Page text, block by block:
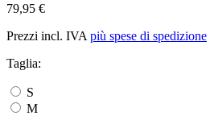
79,95 €
Prezzi incl. IVA più spese di spedizione
Taglia:
S
M